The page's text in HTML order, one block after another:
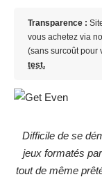
Transparence :
vous achetez via
(sans surcoût pour
test.
Difficile de se
jeux formatés
tout de même